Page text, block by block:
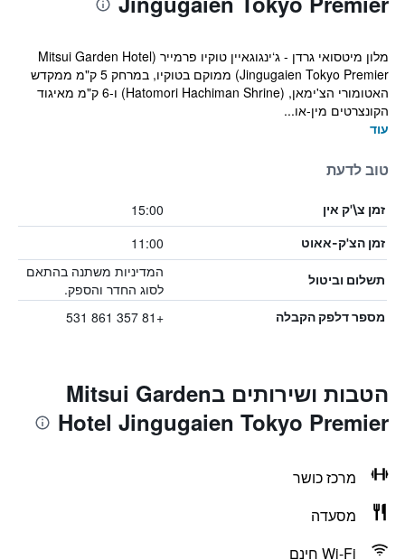
מלון מיטסואי גרדן - ג‘ינגוגאיין טוקיו פרמייר (Mitsui Garden Hotel
Jingugaien Tokyo Premier) ממוקם בטוקיו, במרחק 5 ק"מ ממקדש
האטומורי הצ'ימאן, (Hatomori Hachiman Shrine) ו-6 ק"מ מאיגוד
הקונצרטים מין-או...
עוד
טוב לדעת
זמן צ\'ק אין 15:00
זמן הצ'ק-אאוט 11:00
תשלום וביטול
המדיניות משתנה בהתאם
לסוג החדר והספק.
מספר דלפק הקבלה +81 357 861 531
הטבות ושירותים בMitsui Garden
Hotel Jingugaien Tokyo Premier
מרכז כושר
מסעדה
Wi-Fi חינם